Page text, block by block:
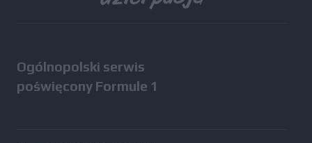
Ogólnopolski serwis
poświęcony Formule 1